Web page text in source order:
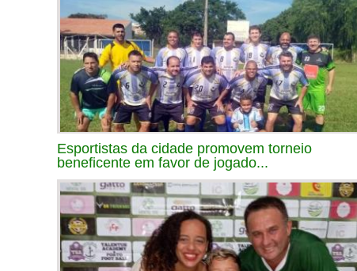
Esportistas da cidade promovem torneio
beneficente em favor de jogado...